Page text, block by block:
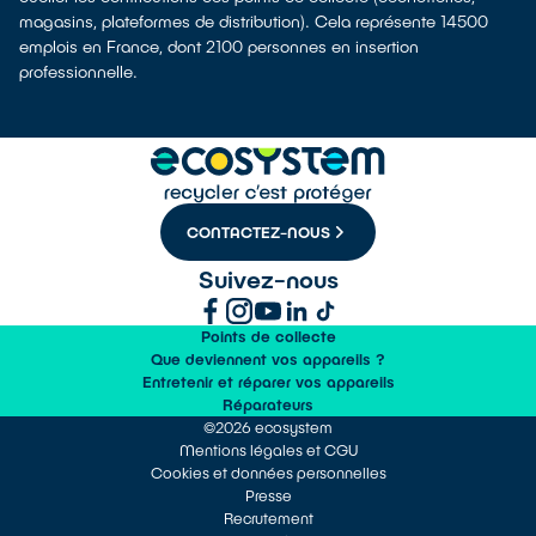
magasins, plateformes de distribution). Cela représente 14500
emplois en France, dont 2100 personnes en insertion
professionnelle.
CONTACTEZ-NOUS
Suivez-nous
Points de collecte
Que deviennent vos appareils ?
Entretenir et réparer vos appareils
Réparateurs
©2026 ecosystem
Mentions légales et CGU
Cookies et données personnelles
Presse
Recrutement